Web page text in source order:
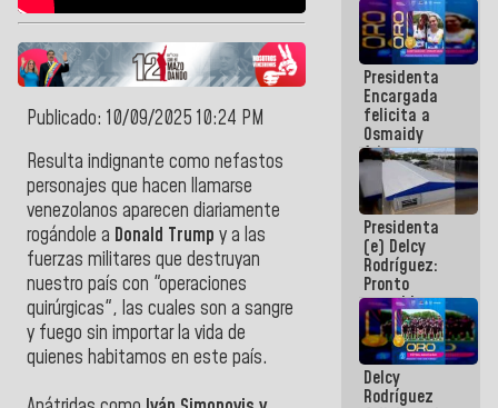
Publicado: 10/09/2025 10:24 PM
Resulta indignante como nefastos
personajes que hacen llamarse
venezolanos aparecen diariamente
rogándole a Donald Trump y a las
fuerzas militares que destruyan
nuestro país con "operaciones
quirúrgicas", las cuales son a sangre
y fuego sin importar la vida de
quienes habitamos en este país.
económica y
ejecución de
fondos de
emergencia
post-sismos
Presidenta
Encargada
felicita a
Osmaidy
Arias y
Giraly
Marcano por
hacer
historia en
los
Centroamericanos
Presidenta
(e) Delcy
Rodríguez:
Pronto
restableceremos
las
operaciones
en el
Aeropuerto
Internacional
Delcy
Rodríguez